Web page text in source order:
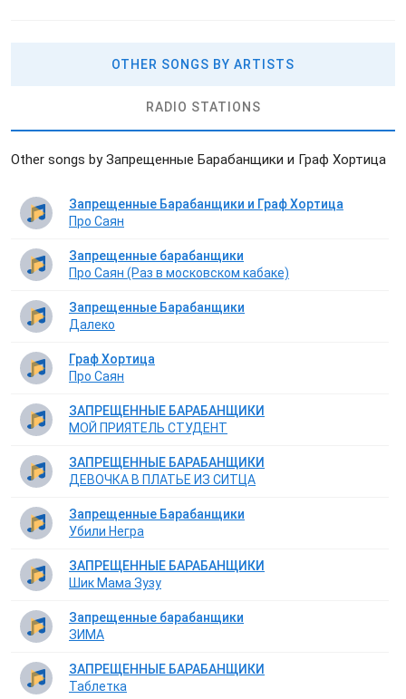
OTHER SONGS BY ARTISTS
RADIO STATIONS
Other songs by Запрещенные Барабанщики и Граф Хортица
Запрещенные Барабанщики и Граф Хортица
Про Саян
Запрещенные барабанщики
Про Саян (Раз в московском кабаке)
Запрещенные Барабанщики
Далеко
Граф Хортица
Про Саян
ЗАПРЕЩЕННЫЕ БАРАБАНЩИКИ
МОЙ ПРИЯТЕЛЬ СТУДЕНТ
ЗАПРЕЩЕННЫЕ БАРАБАНЩИКИ
ДЕВОЧКА В ПЛАТЬЕ ИЗ СИТЦА
Запрещенные Барабанщики
Убили Негра
ЗАПРЕЩЕННЫЕ БАРАБАНЩИКИ
Шик Мама Зузу
Запрещенные барабанщики
ЗИМА
ЗАПРЕЩЕННЫЕ БАРАБАНЩИКИ
Таблетка